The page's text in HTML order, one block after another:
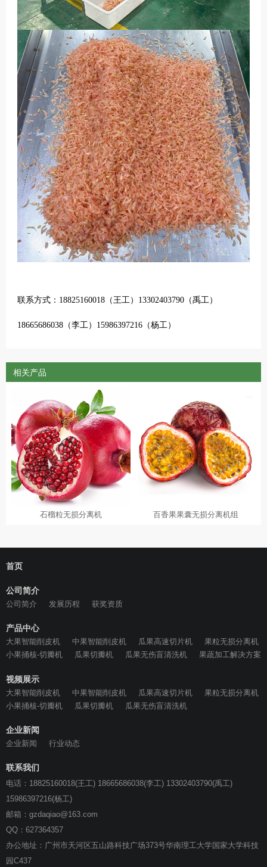
联系方式： 18825160018（王工） 13302403790（禹工）
18665686038（李工）15986397216（杨工）
相关产品
石榴粒无损分离机 百香果果囊无损分离机组
首页
公司简介
公司简介 发展历程 获奖资质
产品中心
大果智能削皮机 中果智能削皮机 瓜果高速切片机
果粒无损分离机
小果捅核-切瓣机
瓜果切瓣机 瓜果无伤盲清洗机 果蔬加工解决方案
视频展示
大果智能削皮机 中果智能削皮机 瓜果高速切片机
果粒无损分离机
小果捅核-切瓣机
瓜果切瓣机 瓜果无伤盲清洗机
企业新闻
企业新闻 行业动态
联系我们
电话：18825160018(王工) 18665686038(李工) 13302403790(禹工)
15986397216(杨工)
邮箱：gzdaqiao@163.com
QQ：627364357
办公地址：广州市天河区五山路科技广场373号华南理工大学国家大学科技
园C437